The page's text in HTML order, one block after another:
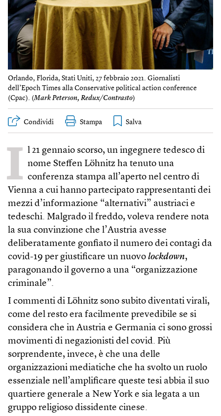
Orlando, Florida, Stati Uniti, 27 febbraio 2021. Giornalisti
dell’Epoch Times alla Conservative political action conference
(Cpac). (Mark Peterson, Redux/Contrasto)
Condividi Stampa
I l 21 gennaio scorso, un ingegnere tedesco di
nome Steffen Löhnitz ha tenuto una
conferenza stampa all’aperto nel centro di
Vienna a cui hanno partecipato rappresentanti dei
mezzi d’informazione “alternativi” austriaci e
tedeschi. Malgrado il freddo, voleva rendere nota
la sua convinzione che l’Austria avesse
deliberatamente gonfiato il numero dei contagi da
covid-19 per giustificare un nuovo lockdown,
paragonando il governo a una “organizzazione
criminale”.
I commenti di Löhnitz sono subito diventati virali,
come del resto era facilmente prevedibile se si
considera che in Austria e Germania ci sono grossi
movimenti di negazionisti del covid. Più
sorprendente, invece, è che una delle
organizzazioni mediatiche che ha svolto un ruolo
essenziale nell’amplificare queste tesi abbia il suo
quartiere generale a New York e sia legata a un
gruppo religioso dissidente cinese.